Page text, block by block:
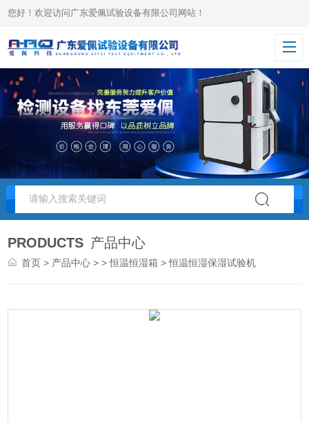
您好！欢迎访问广东爱佩试验设备有限公司网站！
PRODUCTS 产品中心
首页 > 产品中心 > >恒温恒湿箱 > 恒温恒湿保湿试验机